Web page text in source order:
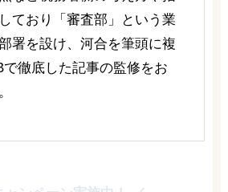
ており「審査部」という業
署を設け、河合を筆頭に複
徹底した記事の監修をお